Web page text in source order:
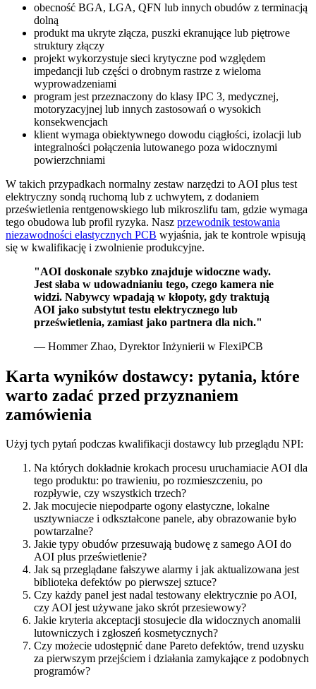
obecność BGA, LGA, QFN lub innych obudów z terminacją
dolną
produkt ma ukryte złącza, puszki ekranujące lub piętrowe
struktury złączy
projekt wykorzystuje sieci krytyczne pod względem
impedancji lub części o drobnym rastrze z wieloma
wyprowadzeniami
program jest przeznaczony do klasy IPC 3, medycznej,
motoryzacyjnej lub innych zastosowań o wysokich
konsekwencjach
klient wymaga obiektywnego dowodu ciągłości, izolacji lub
integralności połączenia lutowanego poza widocznymi
powierzchniami
W takich przypadkach normalny zestaw narzędzi to AOI plus test
elektryczny sondą ruchomą lub z uchwytem, z dodaniem
prześwietlenia rentgenowskiego lub mikroszlifu tam, gdzie wymaga
tego obudowa lub profil ryzyka. Nasz przewodnik testowania
niezawodności elastycznych PCB wyjaśnia, jak te kontrole wpisują
się w kwalifikację i zwolnienie produkcyjne.
"AOI doskonale szybko znajduje widoczne wady.
Jest słaba w udowadnianiu tego, czego kamera nie
widzi. Nabywcy wpadają w kłopoty, gdy traktują
AOI jako substytut testu elektrycznego lub
prześwietlenia, zamiast jako partnera dla nich."
— Hommer Zhao, Dyrektor Inżynierii w FlexiPCB
Karta wyników dostawcy: pytania, które
warto zadać przed przyznaniem
zamówienia
Użyj tych pytań podczas kwalifikacji dostawcy lub przeglądu NPI:
Na których dokładnie krokach procesu uruchamiacie AOI dla
tego produktu: po trawieniu, po rozmieszczeniu, po
rozpływie, czy wszystkich trzech?
Jak mocujecie niepodparte ogony elastyczne, lokalne
usztywniacze i odkształcone panele, aby obrazowanie było
powtarzalne?
Jakie typy obudów przesuwają budowę z samego AOI do
AOI plus prześwietlenie?
Jak są przeglądane fałszywe alarmy i jak aktualizowana jest
biblioteka defektów po pierwszej sztuce?
Czy każdy panel jest nadal testowany elektrycznie po AOI,
czy AOI jest używane jako skrót przesiewowy?
Jakie kryteria akceptacji stosujecie dla widocznych anomalii
lutowniczych i zgłoszeń kosmetycznych?
Czy możecie udostępnić dane Pareto defektów, trend uzysku
za pierwszym przejściem i działania zamykające z podobnych
programów?